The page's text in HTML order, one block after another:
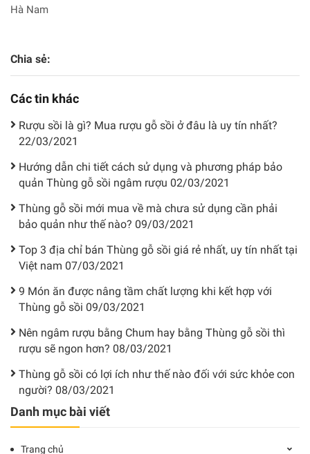
Danh mục bài viết
Trang chủ
Hà Nam
Chia sẻ:
Các tin khác
Rượu sồi là gì? Mua rượu gỗ sồi ở đâu là uy tín nhất?
22/03/2021
Hướng dẫn chi tiết cách sử dụng và phương pháp bảo
quản Thùng gỗ sồi ngâm rượu 02/03/2021
Thùng gỗ sồi mới mua về mà chưa sử dụng cần phải
bảo quản như thế nào? 09/03/2021
Top 3 địa chỉ bán Thùng gỗ sồi giá rẻ nhất, uy tín nhất tại
Việt nam 07/03/2021
9 Món ăn được nâng tầm chất lượng khi kết hợp với
Thùng gỗ sồi 09/03/2021
Nên ngâm rượu bằng Chum hay bằng Thùng gỗ sồi thì
rượu sẽ ngon hơn? 08/03/2021
Thùng gỗ sồi có lợi ích như thế nào đối với sức khỏe con
người? 08/03/2021